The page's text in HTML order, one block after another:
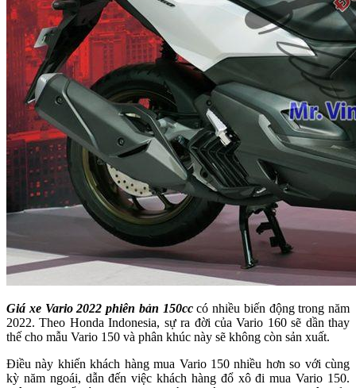
Giá xe Vario 2022 phiên bản 150cccó nhiều biến động trong năm
2022. Theo Honda Indonesia, sự ra đời của Vario 160 sẽ dần thay
thế cho mẫu Vario 150 và phân khúc này sẽ không còn sản xuất.
Điều này khiến khách hàng mua Vario 150 nhiều hơn so với cùng
kỳ năm ngoái, dẫn đến việc khách hàng đổ xô đi mua Vario 150.